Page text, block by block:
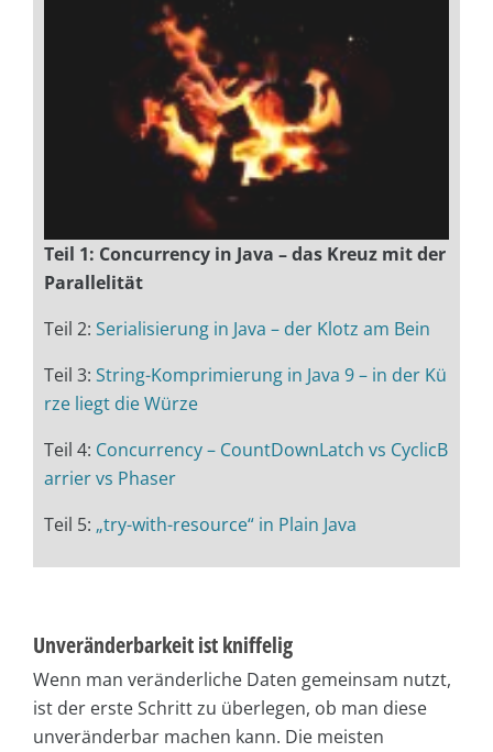
Teil 1: Concurrency in Java – das Kreuz mit der
Parallelität
Teil 2: Serialisierung in Java – der Klotz am Bein
Teil 3: String-Komprimierung in Java 9 – in der Kü
rze liegt die Würze
Teil 4: Concurrency – CountDownLatch vs CyclicB
arrier vs Phaser
Teil 5: „try-with-resource“ in Plain Java
Unveränderbarkeit ist kniffelig
Wenn man veränderliche Daten gemeinsam nutzt,
ist der erste Schritt zu überlegen, ob man diese
unveränderbar machen kann. Die meisten